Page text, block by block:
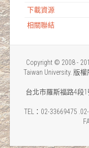
下載資源
相關聯結
Copyright © 2008 -
Taiwan University. 版
台北市羅斯福路4段1
TEL：02-33669475